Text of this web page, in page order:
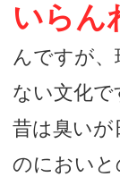
いらん
んですが、
ない文化で
昔は臭いが
のにおい